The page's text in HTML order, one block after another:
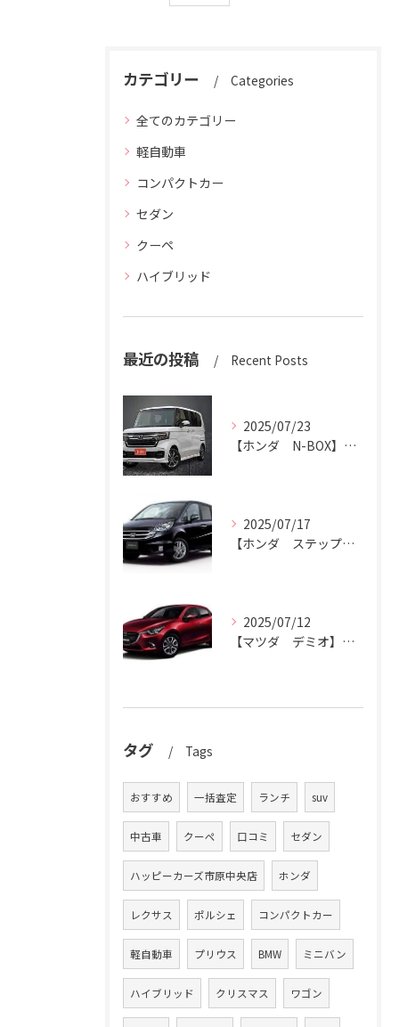
カテゴリー Categories
全てのカテゴリー
軽自動車
コンパクトカー
セダン
クーペ
ハイブリッド
最近の投稿 Recent Posts
2025/07/23
【ホンダ N-BOX】N-BOXをハッピーカーズ市原中央店にお売りください。
2025/07/17
【ホンダ ステップワゴン】ハッピーカーズ市原中央店がステップワゴン買取ります。
2025/07/12
【マツダ デミオ】デミオの買取りはハッピーカーズ市原中央店におまかせ。
タグ Tags
おすすめ 一括査定 ランチ suv
中古車 クーペ 口コミ セダン
ハッピーカーズ市原中央店 ホンダ
レクサス ポルシェ コンパクトカー
軽自動車 プリウス BMW ミニバン
ハイブリッド クリスマス ワゴン